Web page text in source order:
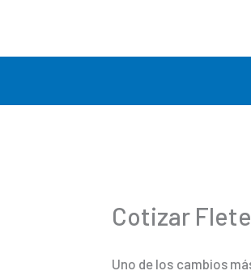
contenido
Cotizar
Uno de los cambios